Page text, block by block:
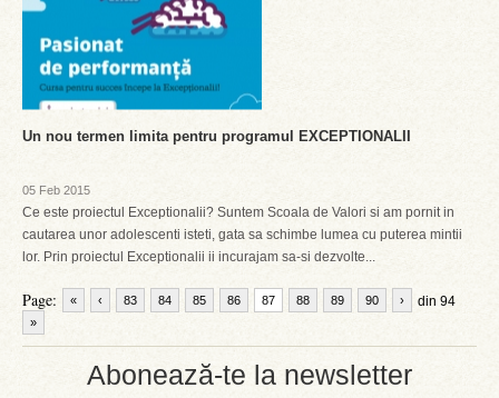
Abonează-te la newsletter
Un nou termen limita pentru programul EXCEPTIONALII
05 Feb 2015
Ce este proiectul Exceptionalii? Suntem Scoala de Valori si am pornit in
cautarea unor adolescenti isteti, gata sa schimbe lumea cu puterea mintii
lor. Prin proiectul Exceptionalii ii incurajam sa-si dezvolte...
Page: « ‹ 83 84 85 86 87 88 89 90 din 94
›
»